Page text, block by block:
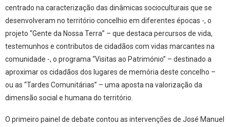
centrado na caracterização das dinâmicas socioculturais que se
desenvolveram no território concelhio em diferentes épocas -, o
projeto “Gente da Nossa Terra” – que destaca percursos de vida,
testemunhos e contributos de cidadãos com vidas marcantes na
comunidade -, o programa “Visitas ao Património” – destinado a
aproximar os cidadãos dos lugares de memória deste concelho –
ou as “Tardes Comunitárias” – uma aposta na valorização da
dimensão social e humana do território.
O primeiro painel de debate contou as intervenções de José Manuel